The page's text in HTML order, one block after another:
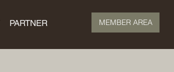
MEMBER AREA
PARTNER